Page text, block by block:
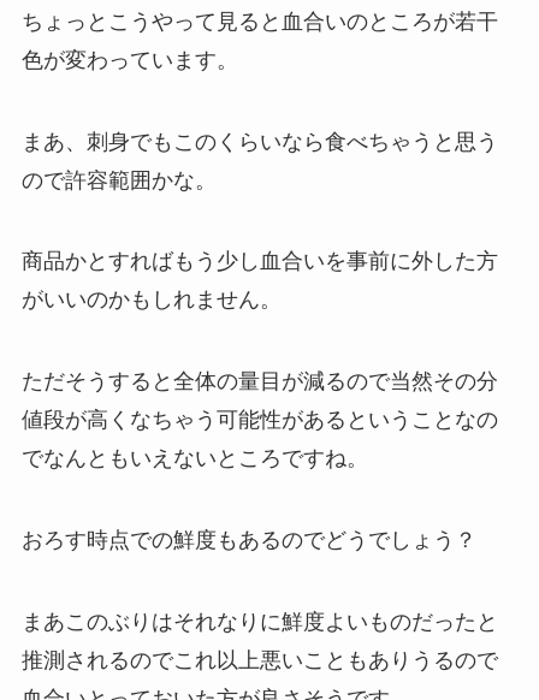
ちょっとこうやって見ると血合いのところが若干
色が変わっています。
まあ、刺身でもこのくらいなら食べちゃうと思う
ので許容範囲かな。
商品かとすればもう少し血合いを事前に外した方
がいいのかもしれません。
ただそうすると全体の量目が減るので当然その分
値段が高くなちゃう可能性があるということなの
でなんともいえないところですね。
おろす時点での鮮度もあるのでどうでしょう？
まあこのぶりはそれなりに鮮度よいものだったと
推測されるのでこれ以上悪いこともありうるので